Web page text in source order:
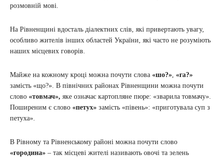
розмовній мові.
На Рівненщині вдосталь діалектних слів, які привертають увагу,
особливо жителів інших областей України, які часто не розуміють
наших місцевих говорів.
Майже на кожному кроці можна почути слова «шо?» «га?»
замість «що?». В північних районах Рівненщини можна почути
слово «товмач», яке означає картопляне пюре: «зварила товмачу».
Поширеним є слово «петух» замість «півень»: «приготувала суп з
петуха».
В Рівному та Рівненському районі можна почути слово
«городина» – так місцеві жителі називають овочі та зелень